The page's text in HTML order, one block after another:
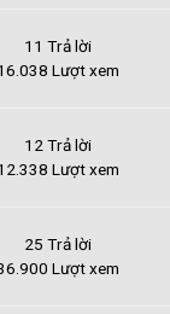
11 Trả lời
Lượt xem
12 Trả lời
Lượt xem
25 Trả lời
Lượt xem